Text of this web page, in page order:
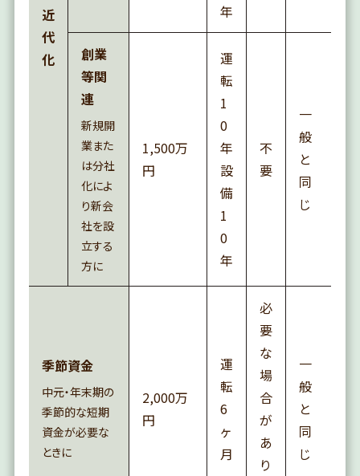
近
代
化
年
創業
等関
連
新規開
業また
は分社
化によ
り新会
社を設
立する
方に
1,500万
円
運
転
1
0
年
設
備
1
0
年
不
要
一
般
と
同
じ
季節資金
中元・年末期の
季節的な短期
資金が必要な
ときに
2,000万
円
運
転
6
ヶ
月
必
要
な
場
合
が
あ
り
一
般
と
同
じ